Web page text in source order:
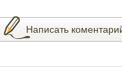
Написать